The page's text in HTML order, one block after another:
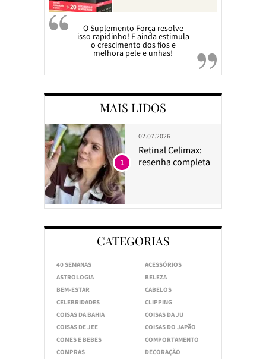
O Suplemento Força resolve
isso rapidinho! E ainda estimula
o crescimento dos fios e
melhora pele e unhas!
MAIS LIDOS
02.07.2026
Retinal Celimax:
resenha completa
1
CATEGORIAS
40 SEMANAS
ACESSÓRIOS
ASTROLOGIA
BELEZA
BEM-ESTAR
CABELOS
CELEBRIDADES
CLIPPING
COISAS DA BAHIA
COISAS DA JU
COISAS DE JEE
COISAS DO JAPÃO
COMES E BEBES
COMPORTAMENTO
COMPRAS
DECORAÇÃO